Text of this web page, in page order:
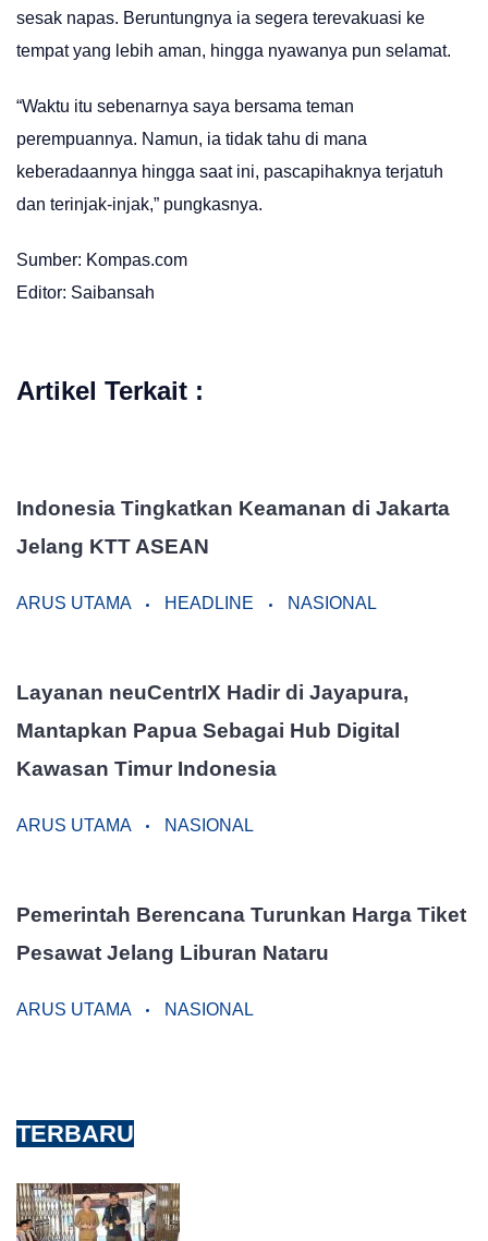
sesak napas. Beruntungnya ia segera terevakuasi ke
tempat yang lebih aman, hingga nyawanya pun selamat.
“Waktu itu sebenarnya saya bersama teman
perempuannya. Namun, ia tidak tahu di mana
keberadaannya hingga saat ini, pascapihaknya terjatuh
dan terinjak-injak,” pungkasnya.
Sumber: Kompas.com
Editor: Saibansah
Artikel Terkait :
Indonesia Tingkatkan Keamanan di Jakarta
Jelang KTT ASEAN
ARUS UTAMA HEADLINE NASIONAL
Layanan neuCentrIX Hadir di Jayapura,
Mantapkan Papua Sebagai Hub Digital
Kawasan Timur Indonesia
ARUS UTAMA NASIONAL
Pemerintah Berencana Turunkan Harga Tiket
Pesawat Jelang Liburan Nataru
ARUS UTAMA NASIONAL
TERBARU